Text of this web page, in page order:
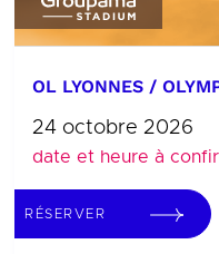
OL LYONNES /
24 octobre 2026
date et heure à
RÉSERVER